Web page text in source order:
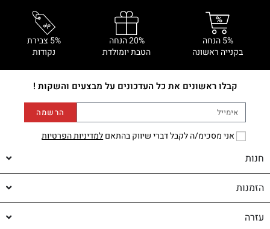
5% הנחה
בקנייה ראשונה
20% הנחה
הטבת יומולדת
5% צבירת
נקודות
קבלו ראשונים את כל העדכונים על מבצעים והשקות !
אני מסכימ/ה לקבל דברי שיווק בהתאםלמדיניות הפרטיות
הרשמה
חנות
הזמנות
עזרה